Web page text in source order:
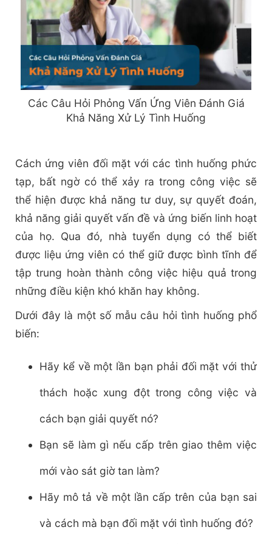
Các Câu Hỏi Phỏng Vấn Ứng Viên Đánh Giá
Khả Năng Xử Lý Tình Huống
Cách ứng viên đối mặt với các tình huống phức
tạp, bất ngờ có thể xảy ra trong công việc sẽ
thể hiện được khả năng tư duy, sự quyết đoán,
khả năng giải quyết vấn đề và ứng biến linh hoạt
của họ. Qua đó, nhà tuyển dụng có thể biết
được liệu ứng viên có thể giữ được bình tĩnh để
tập trung hoàn thành công việc hiệu quả trong
những điều kiện khó khăn hay không.
Dưới đây là một số mẫu câu hỏi tình huống phổ
biến:
Hãy kể về một lần bạn phải đối mặt với thử
thách hoặc xung đột trong công việc và
cách bạn giải quyết nó?
Bạn sẽ làm gì nếu cấp trên giao thêm việc
mới vào sát giờ tan làm?
Hãy mô tả về một lần cấp trên của bạn sai
và cách mà bạn đối mặt với tình huống đó?